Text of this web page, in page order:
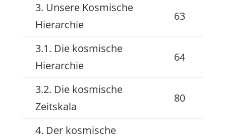
3. Unsere Kosmische
Hierarchie
63
3.1. Die kosmische
Hierarchie
64
3.2. Die kosmische
Zeitskala
80
4. Der kosmische